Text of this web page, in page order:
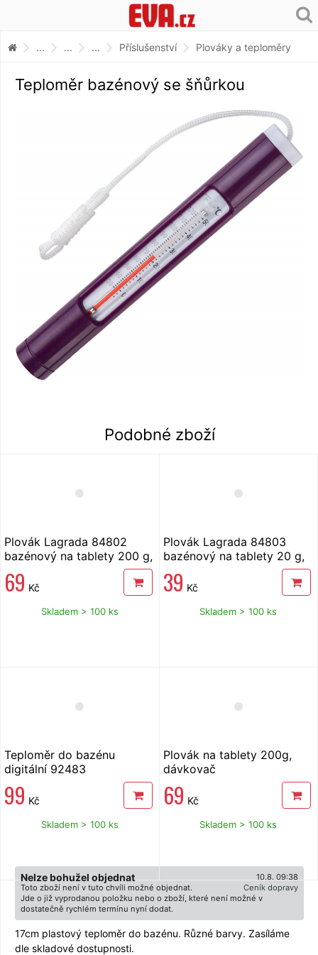
... ... ... Příslušenství Plováky a teploměry
Teploměr bazénový se šňůrkou
Podobné zboží
Plovák Lagrada 84802
bazénový na tablety 200 g,
69 Kč
Skladem > 100 ks
Plovák Lagrada 84803
bazénový na tablety 20 g,
39 Kč
Skladem > 100 ks
Teploměr do bazénu
digitální 92483
99 Kč
Skladem > 100 ks
Plovák na tablety 200g,
dávkovač
69 Kč
Skladem > 100 ks
10.8. 09:38
Nelze bohužel objednat
Ceník dopravy
Toto zboží není v tuto chvíli možné objednat.
Jde o již vyprodanou položku nebo o zboží, které není možné v
dostatečně rychlém termínu nyní dodat.
17cm plastový teploměr do bazénu. Různé barvy. Zasíláme
dle skladové dostupnosti.